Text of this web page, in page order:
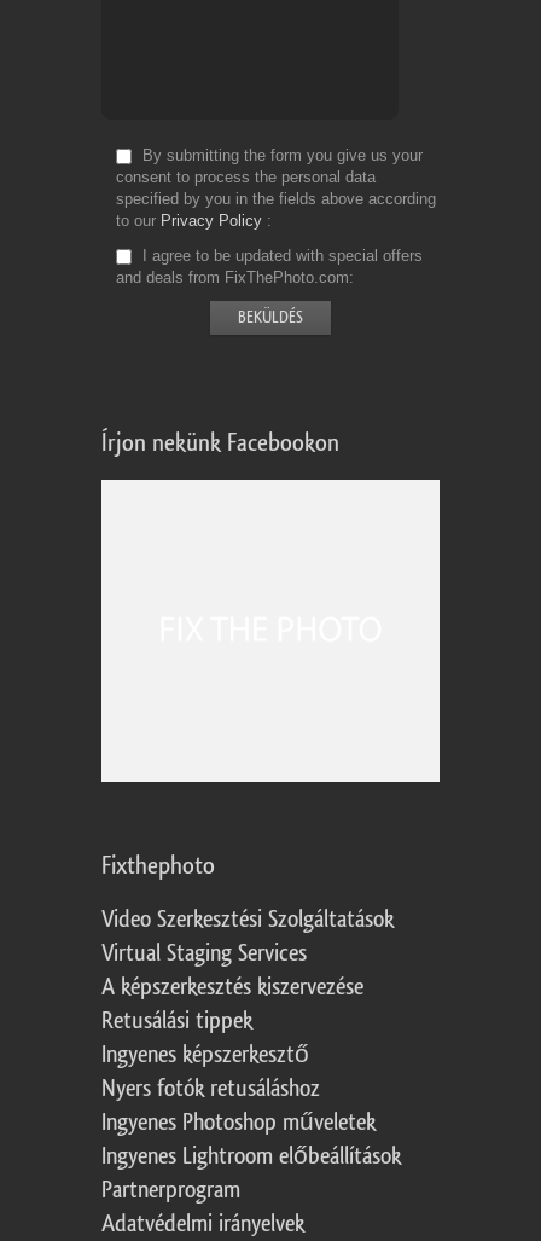
By submitting the form you give us your
consent to process the personal data
specified by you in the fields above according
to our Privacy Policy
I agree to be updated with special offers
and deals from FixThePhoto.com
Írjon nekünk Facebookon
Fixthephoto
Video Szerkesztési Szolgáltatások
Virtual Staging Services
A képszerkesztés kiszervezése
Retusálási tippek
Ingyenes képszerkesztő
Nyers fotók retusáláshoz
Ingyenes Photoshop műveletek
Ingyenes Lightroom előbeállítások
Partnerprogram
Adatvédelmi irányelvek